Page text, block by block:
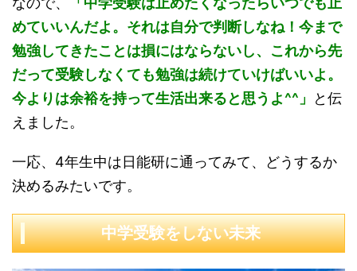
めていいんだよ。それは自分で判断しなね！今まで
勉強してきたことは損にはならないし、これから先
だって受験しなくても勉強は続けていけばいいよ。
今よりは余裕を持って生活出来ると思うよ^^」
と伝
えました。
一応、4年生中は日能研に通ってみて、どうするか
決めるみたいです。
中学受験をしない未来